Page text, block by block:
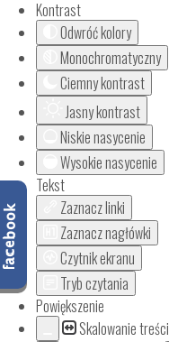
Kontrast
Odwróć kolory
Monochromatyczny
Ciemny kontrast
Jasny kontrast
Niskie nasycenie
Wysokie nasycenie
Tekst
Zaznacz linki
Zaznacz nagłówki
Czytnik ekranu
Tryb czytania
Powiększenie
Skalowanie treści